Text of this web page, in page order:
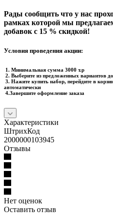
Рады сообщить что у нас
рамках которой мы
добавок с 15 % скидкой!
Условия проведения акции:
1. Минимальная сумма 3000 т.р
2. Выберите из предложенных вариантов
3. Нажите купить набор, перейдите в
автоматически
4.Завершите оформление заказа
Характеристики
ШтрихКод
2000000103945
Отзывы
Нет оценок
Оставить отзыв